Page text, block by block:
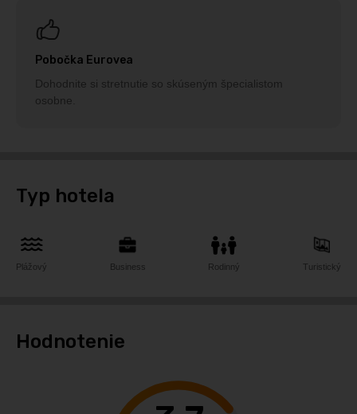
Pobočka Eurovea
Dohodnite si stretnutie so skúseným špecialistom
osobne.
Typ hotela
Plážový Business Rodinný Turistický
Hodnotenie